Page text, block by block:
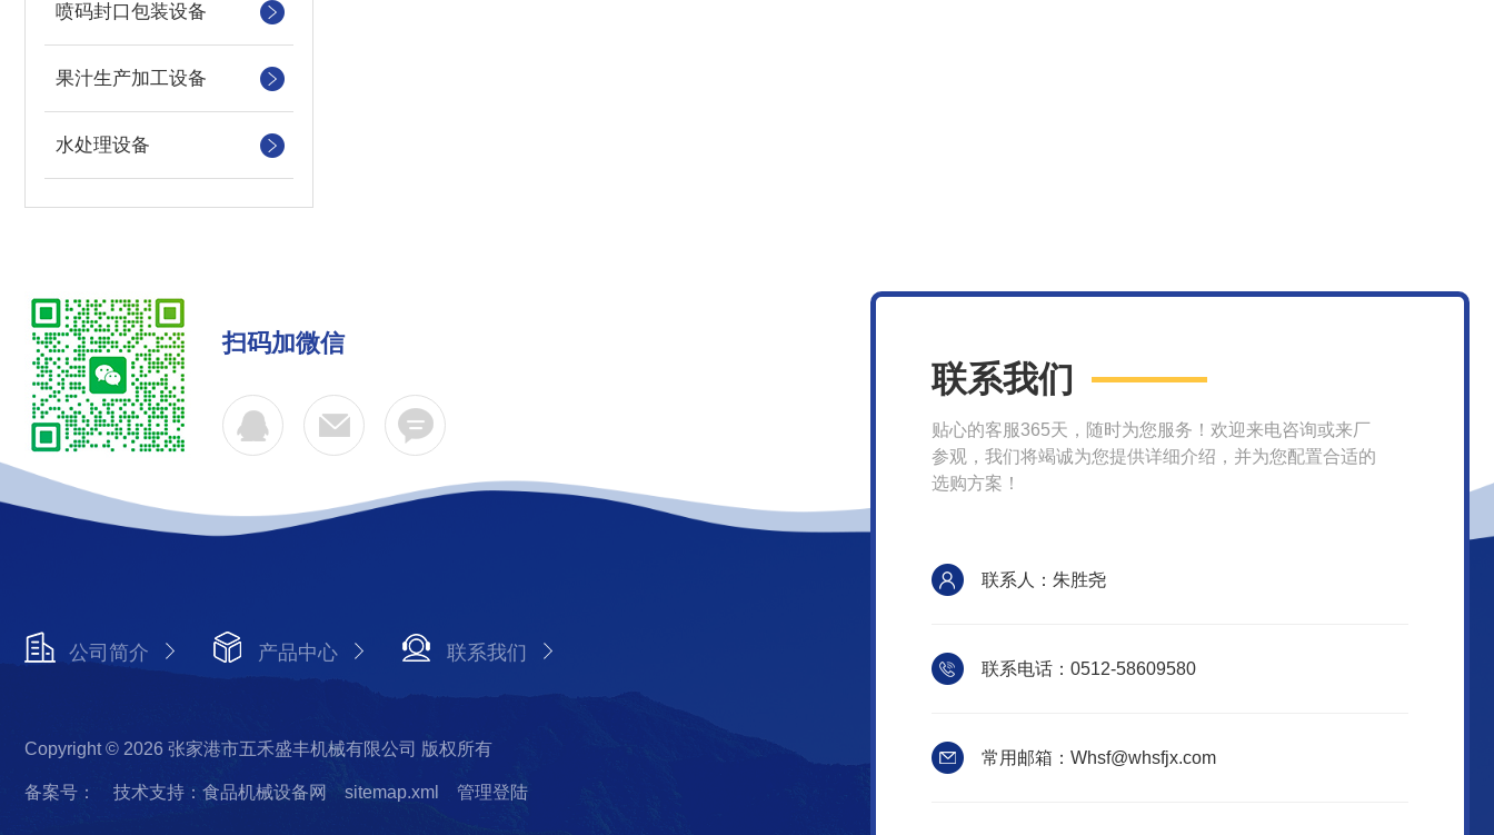
喷码封口包装设备
果汁生产加工设备
水处理设备
扫码加微信
公司简介 产品中心 联系我们
Copyright © 2026 张家港市五禾盛丰机械有限公司 版权所有
备案号： 技术支持：食品机械设备网 sitemap.xml 管理登陆
联系我们
贴心的客服365天，随时为您服务！欢迎来电咨询或来厂
参观，我们将竭诚为您提供详细介绍，并为您配置合适的
选购方案！
联系人：朱胜尧
联系电话：0512-58609580
常用邮箱：Whsf@whsfjx.com